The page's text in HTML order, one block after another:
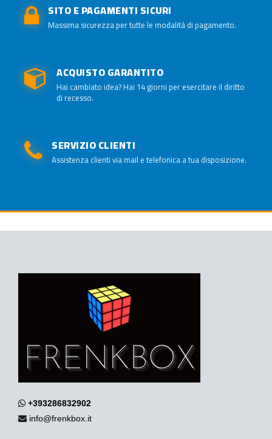
SITO E PAGAMENTI SICURI
Massima sicurezza per tutte le modalità di pagamento.
ACQUISTO GARANTITO
Hai cambiato idea? Hai 14 giorni per esercitare il diritto
di recesso.
SERVIZIO CLIENTI
Assistenza clienti via mail e telefonica a tua disposizione.
+393286832902
info@frenkbox.it